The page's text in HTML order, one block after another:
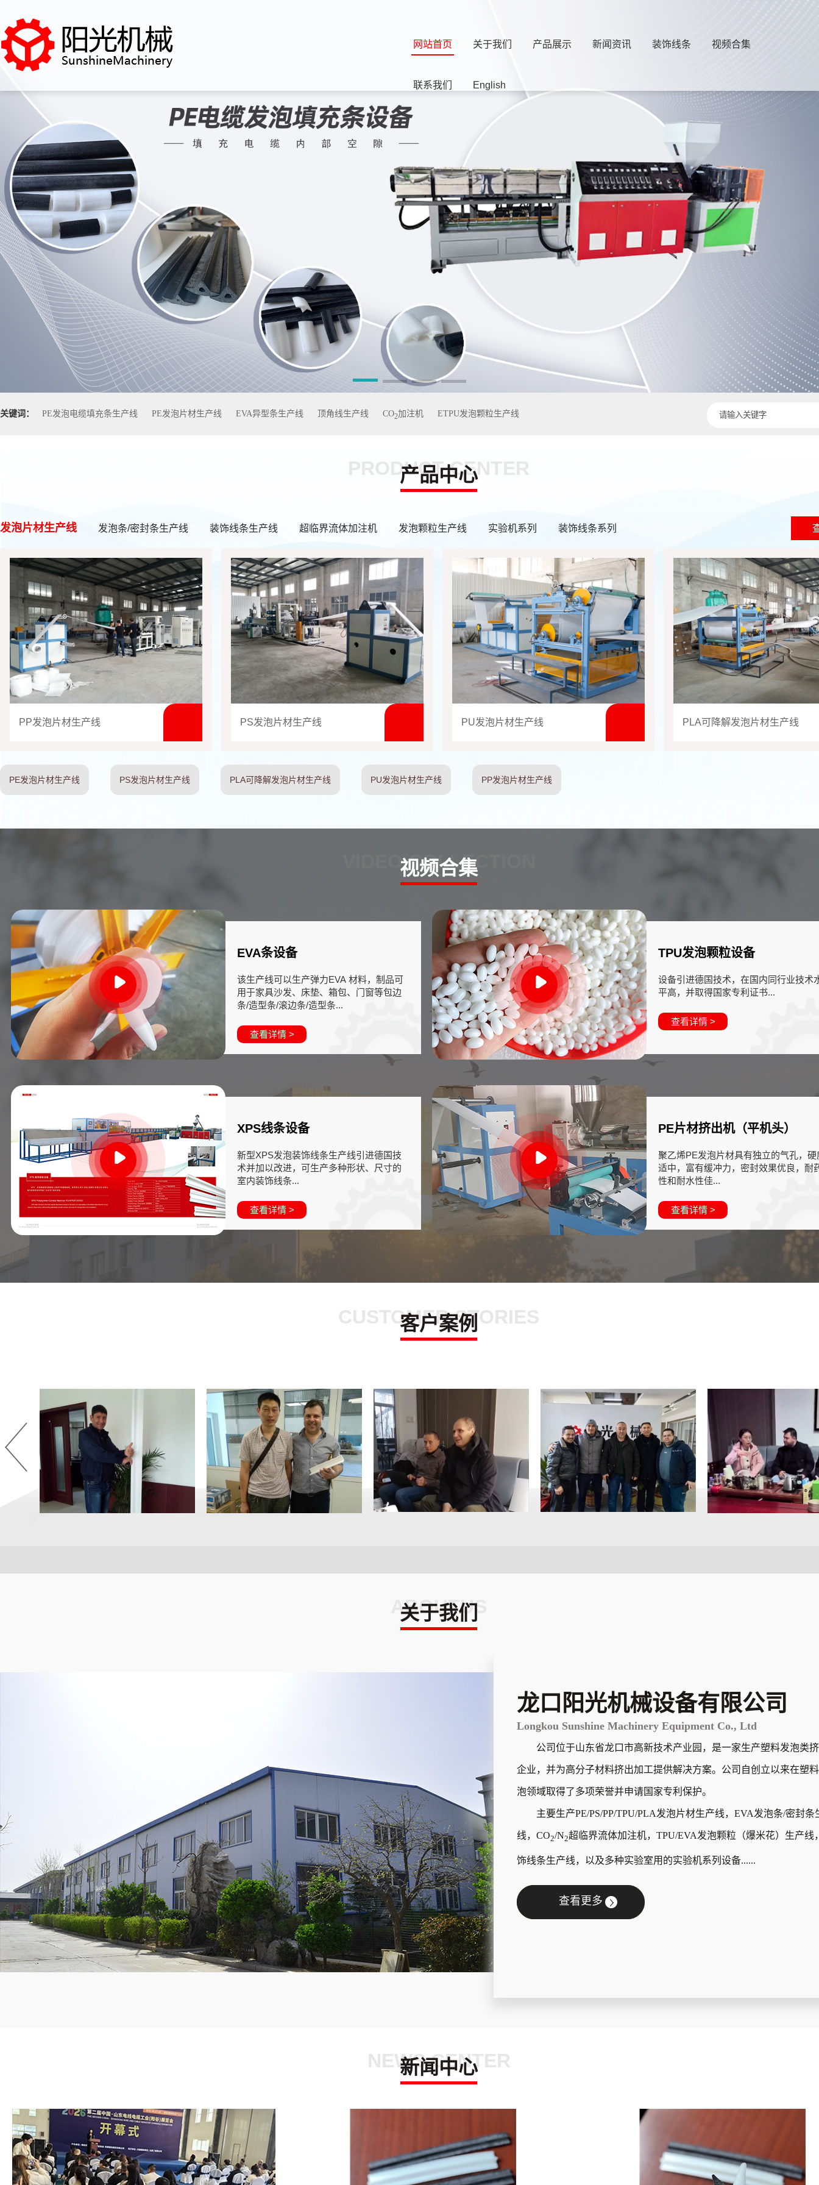
网站首页 关于我们 产品展示 新闻资讯 装饰线条 视频合集
联系我们 English
关键词： PE发泡电缆填充条生产线 PE发泡片材生产线 EVA异型条生产线 顶角线生产线 CO2加注机 ETPU发泡颗粒生产线
产品中心
PRODUCT CENTER
发泡片材生产线 发泡条/密封条生产线 装饰线条生产线 超临界流体加注机 发泡颗粒生产线 实验机系列 装饰线条系列
PP发泡片材生产线 PS发泡片材生产线 PU发泡片材生产线 PLA可降解发泡片材生产线
PE发泡片材生产线 PS发泡片材生产线 PLA可降解发泡片材生产线 PU发泡片材生产线 PP发泡片材生产线
视频合集
VIDEO COLLECTION
EVA条设备
该生产线可以生产弹力EVA 材料，制品可
用于家具沙发、床垫、箱包、门窗等包边
条/造型条/滚边条/造型条...
查看详情 >
TPU发泡颗粒设备
设备引进德国技术，在国内同行业技术
平高，并取得国家专利证书...
查看详情 >
XPS线条设备
新型XPS发泡装饰线条生产线引进德国技
术并加以改进，可生产多种形状、尺寸的
室内装饰线条...
查看详情 >
PE片材挤出机（平机头）
聚乙烯PE发泡片材具有独立的气孔，硬
适中，富有缓冲力，密封效果优良，耐
性和耐水性佳...
查看详情 >
客户案例
CUSTOMER STORIES
关于我们
ABOUTUS
龙口阳光机械设备有限公司
Longkou Sunshine Machinery Equipment Co., Ltd
公司位于山东省龙口市高新技术产业园，是一家生产塑料发泡类
企业，并为高分子材料挤出加工提供解决方案。公司自创立以来在塑
泡领域取得了多项荣誉并申请国家专利保护。
主要生产PE/PS/PP/TPU/PLA发泡片材生产线，EVA发泡条/密封条
线，CO2/N2超临界流体加注机，TPU/EVA发泡颗粒（爆米花）生产线
饰线条生产线，以及多种实验室用的实验机系列设备......
查看更多
新闻中心
NEWS CENTER